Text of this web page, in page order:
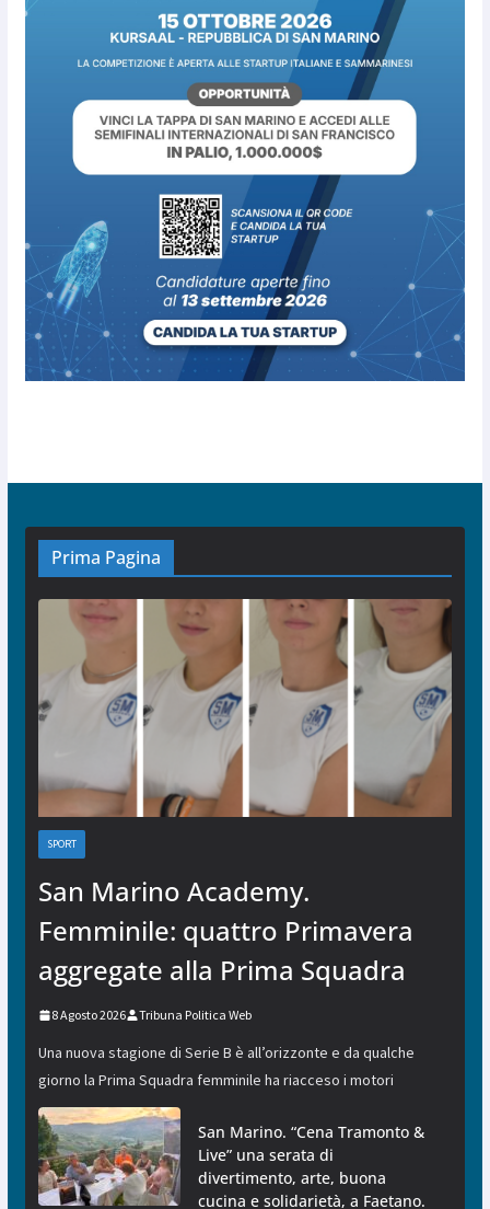
Prima Pagina
SPORT
San Marino Academy.
Femminile: quattro Primavera
aggregate alla Prima Squadra
8 Agosto 2026 Tribuna Politica Web
Una nuova stagione di Serie B è all’orizzonte e da qualche
giorno la Prima Squadra femminile ha riacceso i motori
San Marino. “Cena Tramonto &
Live” una serata di
divertimento, arte, buona
cucina e solidarietà, a Faetano.